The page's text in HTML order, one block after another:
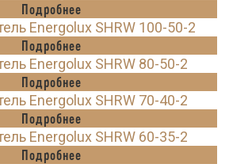
Подробнее
Energolux SHRW 100-50-2
Подробнее
Energolux SHRW 80-50-2
Подробнее
Energolux SHRW 70-40-2
Подробнее
Energolux SHRW 60-35-2
Подробнее